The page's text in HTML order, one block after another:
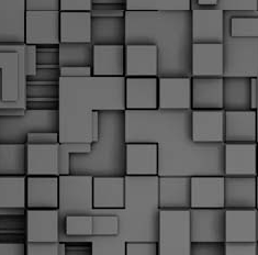
Παροχή οδηγιών.
Δείτε/κατεβάστε την
FEB
1
Με διαρροή 2 μέρες πριν
ενημερώνει το ΣτΕ για την